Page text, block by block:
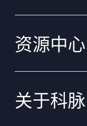
资源中心
关于科脉